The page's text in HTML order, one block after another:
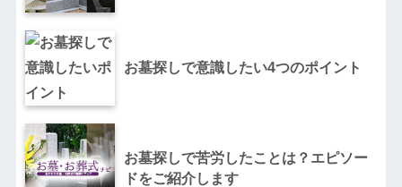
お墓探しで意識したい4つのポイント
お墓探しで苦労したことは？エピソー
ドをご紹介します